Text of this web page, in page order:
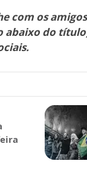
com os
abaixo do